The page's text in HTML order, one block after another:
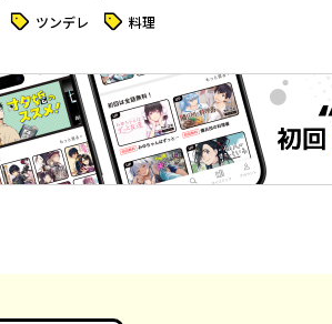
タグ ツンデレ タグ 料理